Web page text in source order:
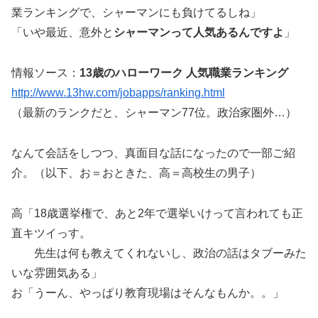
業ランキングで、シャーマンにも負けてるしね」
「いや最近、意外と シャーマンって人気あるんですよ 」
情報ソース： 13歳のハローワーク 人気職業ランキング
http://www.13hw.com/jobapps/ranking.html
（最新のランクだと、シャーマン77位。政治家圏外…）
なんて会話をしつつ、真面目な話になったので一部ご紹
介。（以下、お＝おときた、高＝高校生の男子）
高「18歳選挙権で、あと2年で選挙いけって言われても正
直キツイっす。
先生は何も教えてくれないし、政治の話はタブーみた
いな雰囲気ある」
お「うーん、やっぱり教育現場はそんなもんか。。」